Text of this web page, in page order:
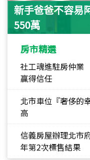
新手爸爸不容易
550萬
房市精選
社工魂進駐房仲業
贏得信任
北市車位『奢侈的
高
信義房屋辦理北市
年第2次標售結果